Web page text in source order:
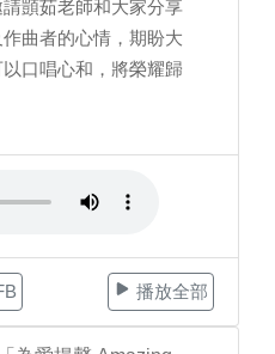
顗茹老師和大家分享
曲者的心情，期盼大
口唱心和，將榮耀歸
播放全部